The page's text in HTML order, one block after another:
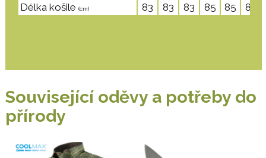
Délka košile (cm) 83 83 83 85 85 85
Související oděvy a potřeby do
přírody